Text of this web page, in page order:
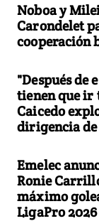
Noboa y
Carondelet
cooperación
"Después de
tienen que ir
Caicedo
dirigencia de
Emelec
Ronie
máximo
LigaPro 2026